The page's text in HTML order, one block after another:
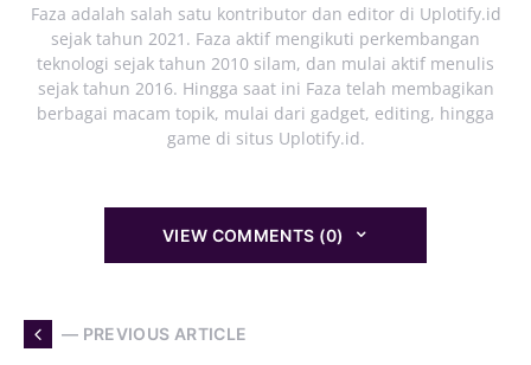
Faza adalah salah satu kontributor dan editor di Uplotify.id
sejak tahun 2021. Faza aktif mengikuti perkembangan
teknologi sejak tahun 2010 silam, dan mulai aktif menulis
sejak tahun 2016. Hingga saat ini Faza telah membagikan
berbagai macam topik, mulai dari gadget, editing, hingga
game di situs Uplotify.id.
VIEW COMMENTS (0)
— PREVIOUS ARTICLE